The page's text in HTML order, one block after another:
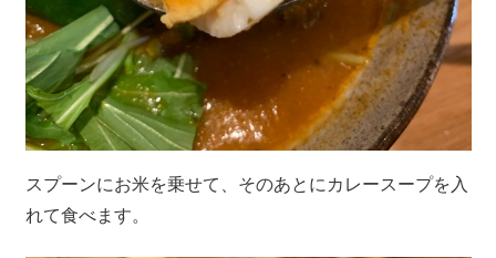
スプーンにお米を乗せて、そのあとにカレースープを入
れて食べます。